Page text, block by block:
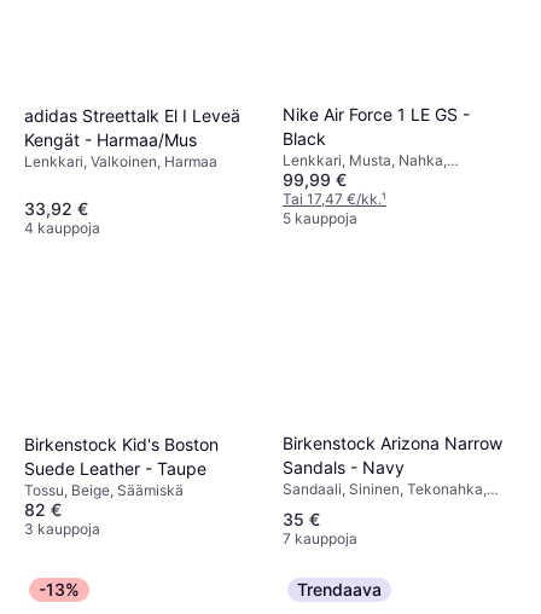
adidas Streettalk El I Leveä
Kengät - Harmaa/Mus
Lenkkari, Valkoinen, Harmaa
33,92 €
4 kauppoja
Nike Air Force 1 LE GS -
Black
Lenkkari, Musta, Nahka,
Tekonahka
99,99 €
Tai 17,47 €/kk.¹
5 kauppoja
Birkenstock Kid's Boston
Suede Leather - Taupe
Tossu, Beige, Säämiskä
82 €
3 kauppoja
Birkenstock Arizona Narrow
Sandals - Navy
Sandaali, Sininen, Tekonahka,
35 €
7 kauppoja
-13% Trendaava